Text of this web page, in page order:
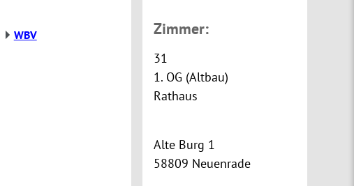
WBV Zimmer:
31
1. OG (Altbau)
Rathaus
Alte Burg 1
58809 Neuenrade